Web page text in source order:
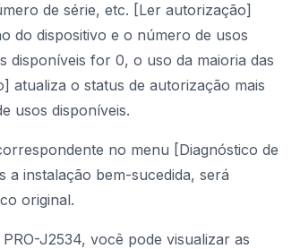
de série, etc. [Ler autorização]
do dispositivo e o número de usos
disponíveis for 0, o uso da maioria das
atualiza o status de autorização mais
usos disponíveis.
no menu [Diagnóstico de
a instalação bem-sucedida, será
original.
J2534, você pode visualizar as